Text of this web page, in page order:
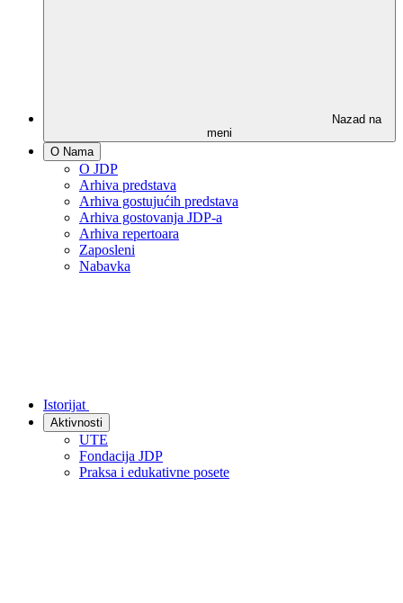
Nazad na
meni
O Nama
O JDP
Arhiva predstava
Arhiva gostujućih predstava
Arhiva gostovanja JDP-a
Arhiva repertoara
Zaposleni
Nabavka
Istorijat
Aktivnosti
UTE
Fondacija JDP
Praksa i edukativne posete